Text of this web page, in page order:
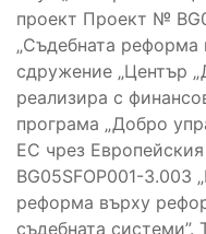
проект Проект №
„Съдебната реформа
сдружение „Център
реализира с
програма „Добро
ЕС чрез
BG05SFOP001-3.003
реформа върху
съдебната системи”.